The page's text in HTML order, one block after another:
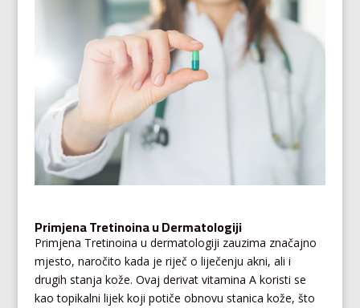
Primjena Tretinoina u Dermatologiji
Primjena Tretinoina u dermatologiji zauzima značajno
mjesto, naročito kada je riječ o liječenju akni, ali i
drugih stanja kože. Ovaj derivat vitamina A koristi se
kao topikalni lijek koji potiče obnovu stanica kože, što